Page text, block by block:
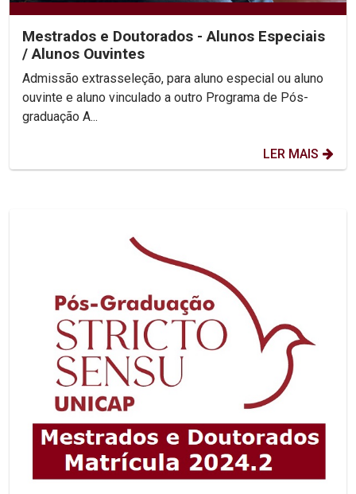
Mestrados e Doutorados - Alunos Especiais
/ Alunos Ouvintes
Admissão extrasseleção, para aluno especial ou aluno
ouvinte e aluno vinculado a outro Programa de Pós-
graduação A...
LER MAIS